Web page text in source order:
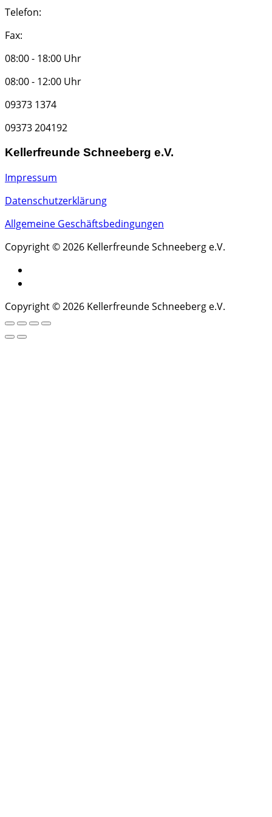
Telefon:
Fax:
08:00 - 18:00 Uhr
08:00 - 12:00 Uhr
09373 1374
09373 204192
Kellerfreunde Schneeberg e.V.
Impressum
Datenschutzerklärung
Allgemeine Geschäftsbedingungen
Copyright © 2026 Kellerfreunde Schneeberg e.V.
Copyright © 2026 Kellerfreunde Schneeberg e.V.